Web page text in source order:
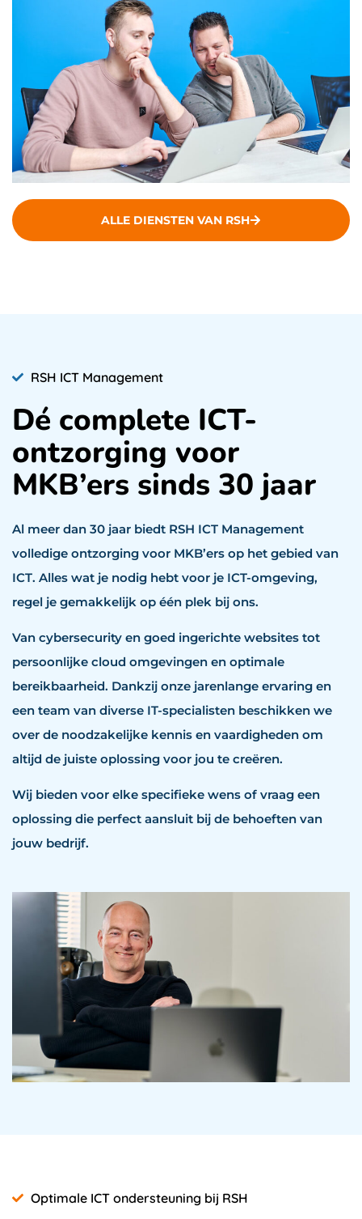
ALLE DIENSTEN VAN RSH
RSH ICT Management
Dé complete ICT-
ontzorging voor
MKB’ers sinds 30 jaar
Al meer dan 30 jaar biedt RSH ICT Management
volledige ontzorging voor MKB’ers op het gebied van
ICT. Alles wat je nodig hebt voor je ICT-omgeving,
regel je gemakkelijk op één plek bij ons.
Van cybersecurity en goed ingerichte websites tot
persoonlijke cloud omgevingen en optimale
bereikbaarheid. Dankzij onze jarenlange ervaring en
een team van diverse IT-specialisten beschikken we
over de noodzakelijke kennis en vaardigheden om
altijd de juiste oplossing voor jou te creëren.
Wij bieden voor elke specifieke wens of vraag een
oplossing die perfect aansluit bij de behoeften van
jouw bedrijf.
Optimale ICT ondersteuning bij RSH